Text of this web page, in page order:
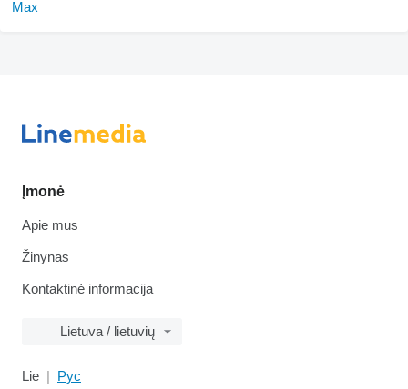
Įmonė
Apie mus
Žinynas
Kontaktinė informacija
Lietuva / lietuvių
Lie Рус